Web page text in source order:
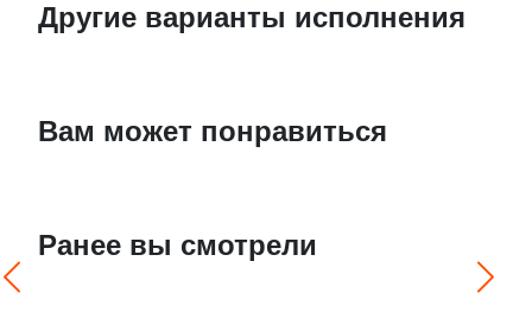
Другие варианты исполнения
Вам может понравиться
Ранее вы смотрели